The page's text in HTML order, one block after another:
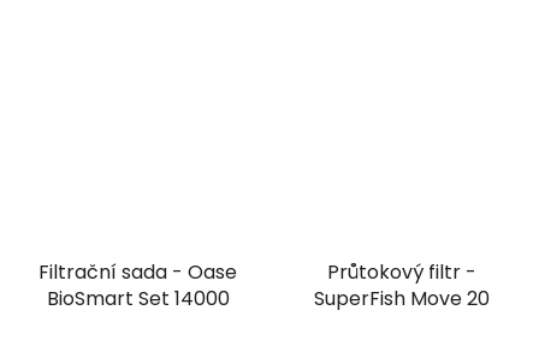
Filtrační sada - Oase
BioSmart Set 14000
Průtokový filtr -
SuperFish Move 20